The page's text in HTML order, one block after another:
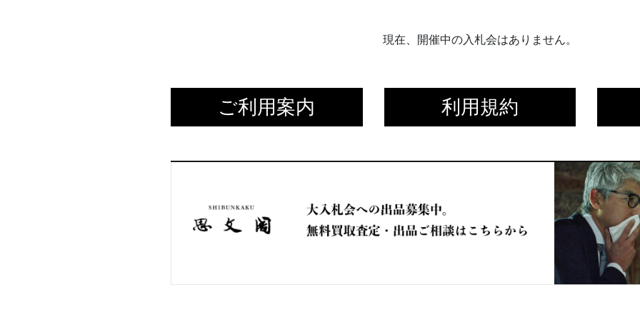
現在、開催中の入札会はありません。
ご利用案内 利用規約